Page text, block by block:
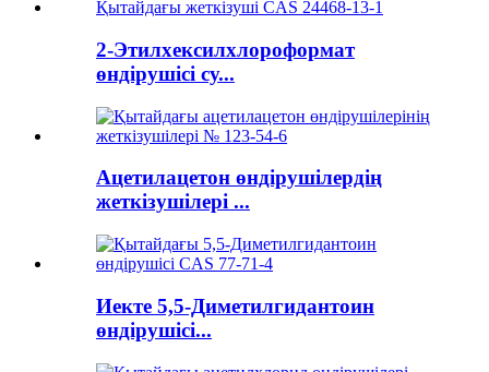
2-Этилхексилхлороформат
өндірушісі су...
Ацетилацетон өндірушілердің
жеткізушілері ...
Иекте 5,5-Диметилгидантоин
өндірушісі...